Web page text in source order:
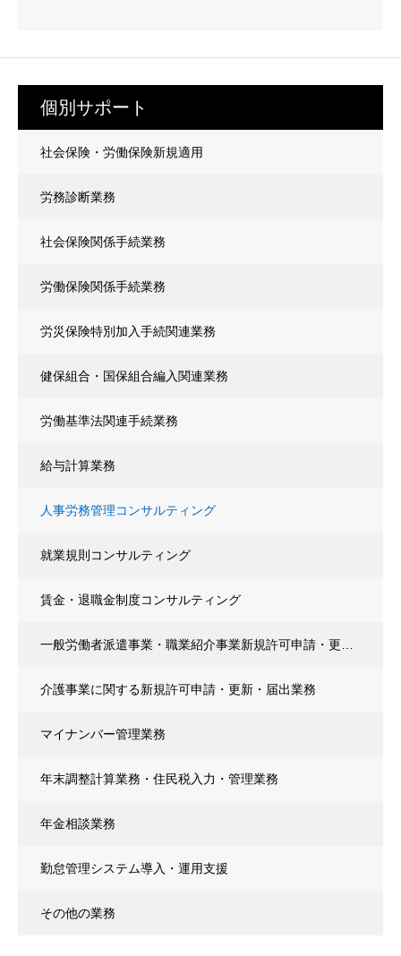
個別サポート
社会保険・労働保険新規適用
労務診断業務
社会保険関係手続業務
労働保険関係手続業務
労災保険特別加入手続関連業務
健保組合・国保組合編入関連業務
労働基準法関連手続業務
給与計算業務
人事労務管理コンサルティング
就業規則コンサルティング
賃金・退職金制度コンサルティング
一般労働者派遣事業・職業紹介事業新規許可申請・更新・届出
介護事業に関する新規許可申請・更新・届出業務
マイナンバー管理業務
年末調整計算業務・住民税入力・管理業務
年金相談業務
勤怠管理システム導入・運用支援
その他の業務